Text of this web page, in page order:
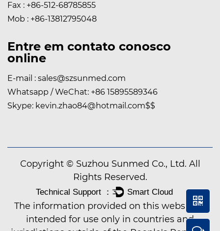
Fax : +86-512-68785855
Mob : +86-13812795048
Entre em contato conosco
online
E-mail : sales@szsunmed.com
Whatsapp / WeChat: +86 15895589346
Skype: kevin.zhao84@hotmail.com$$
Copyright © Suzhou Sunmed Co., Ltd. All
Rights Reserved.
The information provided on this website is
intended for use only in countries and